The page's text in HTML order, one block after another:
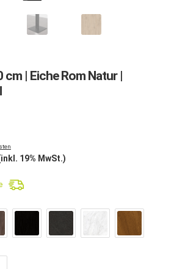
| Eiche Rom Natur |
19% MwSt.)